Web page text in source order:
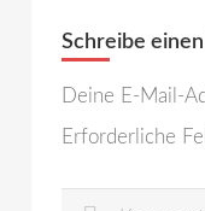
Schreibe
Deine E-Mail-
Erforderliche